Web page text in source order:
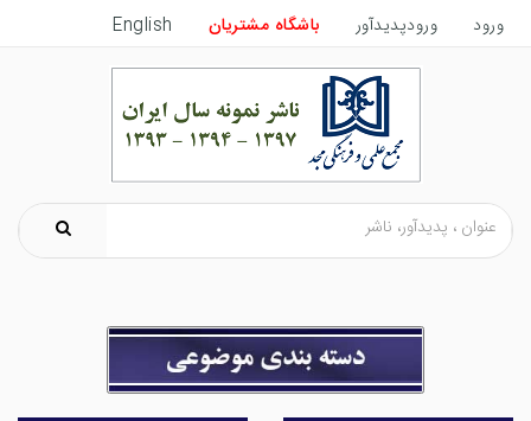
ورود ورودپدیدآور باشگاه مشتریان English